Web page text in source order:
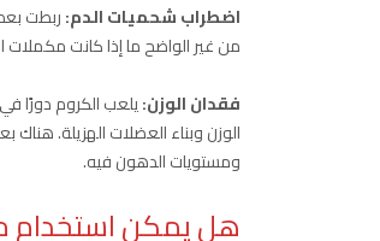
اضطراب شحميات الدم:ربطت
من غير الواضح ما إذا كانت
فقدان الوزن:يلعب الكروم دورًا
الوزن وبناء العضلات الهزيلة.
ومستويات الدهون فيه.
هل يمكن استخدام